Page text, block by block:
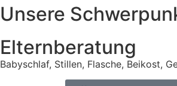
Unsere
Elternberatung
Babyschlaf, Stillen, Flasche, Beikost,